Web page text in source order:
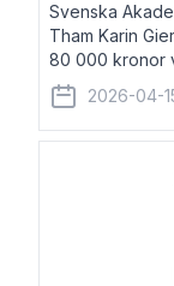
Svenska
Tham Karin
80 000 kronor
arkeolog,
kultur och
2026-04-